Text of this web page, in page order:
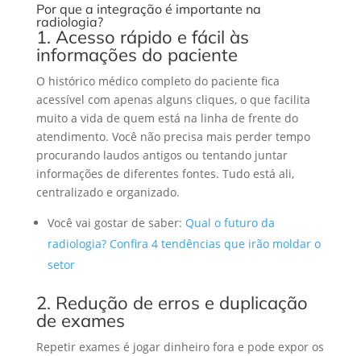
Por que a integração é importante na
radiologia?
1. Acesso rápido e fácil às
informações do paciente
O histórico médico completo do paciente fica
acessível com apenas alguns cliques, o que facilita
muito a vida de quem está na linha de frente do
atendimento. Você não precisa mais perder tempo
procurando laudos antigos ou tentando juntar
informações de diferentes fontes. Tudo está ali,
centralizado e organizado.
Você vai gostar de saber: Qual o futuro da
radiologia? Confira 4 tendências que irão moldar o
setor
2. Redução de erros e duplicação
de exames
Repetir exames é jogar dinheiro fora e pode expor os